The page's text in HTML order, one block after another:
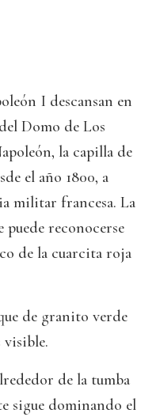
I descansan en
Domo de Los
la capilla de
el año 1800, a
militar francesa. La
puede reconocerse
de la cuarcita roja
de granito verde
visible.
de la tumba
sigue dominando el